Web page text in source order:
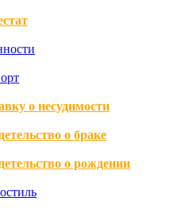
о несудимости
о браке
о рождении